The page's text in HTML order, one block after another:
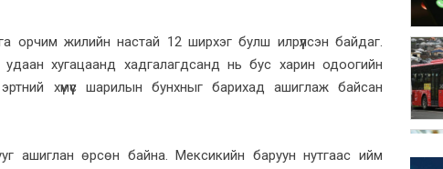
орчим жилийн настай 12 ширхэг булш илрүүлсэн байдаг.
хугацаанд хадгалагдсанд нь бус харин одоогийн
хүмүүс шарилын бунхныг барихад ашиглаж байсан
ашиглан өрсөн байна. Мексикийн баруун нутгаас ийм